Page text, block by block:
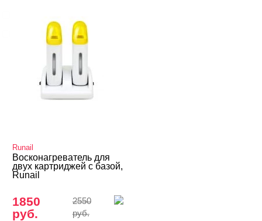
White Line
Runail
Восконагреватель для
двух картриджей с базой,
Runail
1850
руб.
2550
руб.